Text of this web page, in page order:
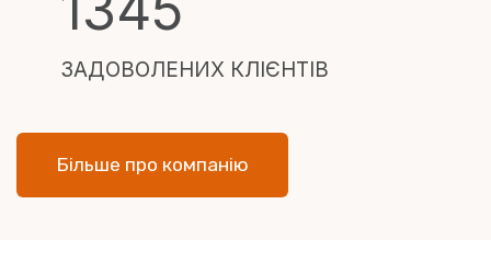
5
ЗАДОВОЛЕНИХ КЛІЄНТІВ
Більше про компанію